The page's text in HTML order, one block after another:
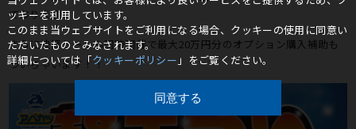
ております！
さらに決算セールも同時開催で最大20万円分のオプション購入補助も
ついちゃいます！！
ッキーを利用しています。
このまま当ウェブサイトをご利用になる場合、クッキーの使用に同意い
ただいたものとみなされます。
詳細については「クッキーポリシー 」をご覧ください。
同意する